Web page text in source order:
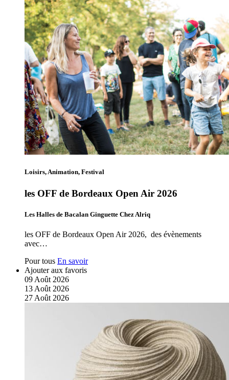
Loisirs, Animation, Festival
les OFF de Bordeaux Open Air 2026
Les Halles de Bacalan Ginguette Chez Alriq
les OFF de Bordeaux Open Air 2026, des évènements
avec…
Pour tous En savoir
Ajouter aux favoris
09 Août 2026
13 Août 2026
27 Août 2026